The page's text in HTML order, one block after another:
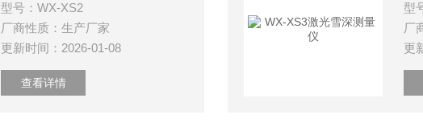
型号：WX-XS2
厂商性质：生产厂家
更新时间：2026-01-08
查看详情
型
厂
更